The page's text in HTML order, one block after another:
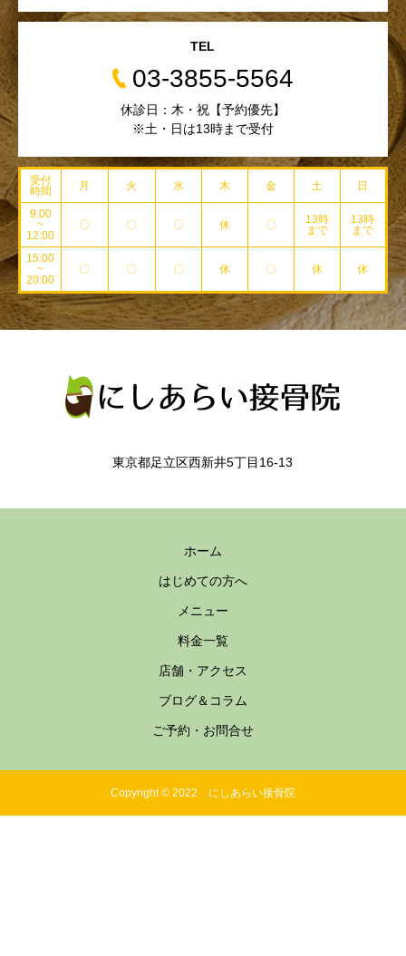
TEL
03-3855-5564
休診日：木・祝【予約優先】
※土・日は13時まで受付
受付
時間
月 火 水 木 金 土 日
9:00
~
12:00
〇 〇 〇 休 〇
13時
まで
13時
まで
15:00
~
20:00
〇 〇 〇 休 〇 休 休
東京都足立区西新井5丁目16-13
ホーム
はじめての方へ
メニュー
料金一覧
店舗・アクセス
ブログ＆コラム
ご予約・お問合せ
Copyright © 2022 にしあらい接骨院